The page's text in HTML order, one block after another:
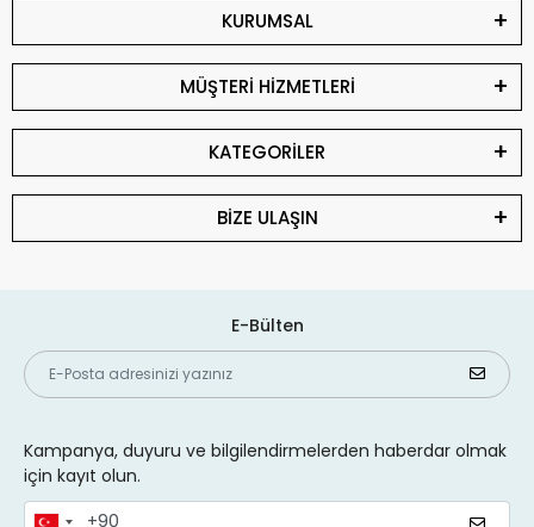
KURUMSAL
MÜŞTERİ HİZMETLERİ
KATEGORİLER
BİZE ULAŞIN
E-Bülten
Kampanya, duyuru ve bilgilendirmelerden haberdar olmak
için kayıt olun.